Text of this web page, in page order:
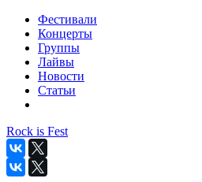
Фестивали
Концерты
Группы
Лайвы
Новости
Статьи
Rock is Fest